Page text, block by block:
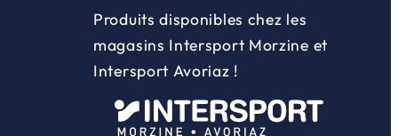
Produits disponibles chez les
magasins Intersport Morzine et
Intersport Avoriaz !